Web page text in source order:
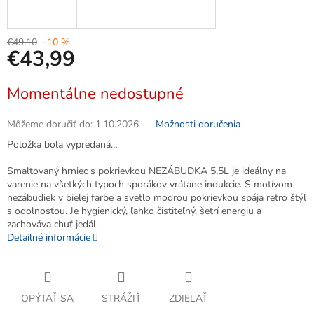
€49,10 –10 %
€43,99
cena:
Momentálne nedostupné
Môžeme doručiť do: 1.10.2026
Možnosti doručenia
Položka bola vypredaná…
Smaltovaný hrniec s pokrievkou NEZÁBUDKA 5,5L je ideálny na
varenie na všetkých typoch sporákov vrátane indukcie. S motívom
nezábudiek v bielej farbe a svetlo modrou pokrievkou spája retro štýl
s odolnosťou. Je hygienický, ľahko čistiteľný, šetrí energiu a
zachováva chuť jedál.
Detailné informácie
OPÝTAŤ SA STRÁŽIŤ ZDIEĽAŤ